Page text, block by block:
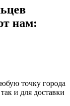
нам:
точку города
и для доставки